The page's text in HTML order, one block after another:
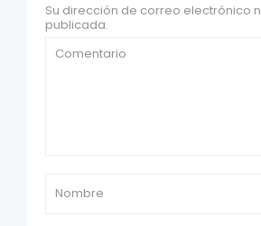
Su dirección de correo electrónico
publicada.